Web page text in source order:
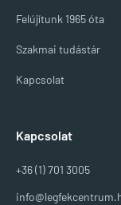
Felújítunk 1965 óta
Szakmai tudástár
Kapcsolat
Kapcsolat
+36 (1) 701 3005